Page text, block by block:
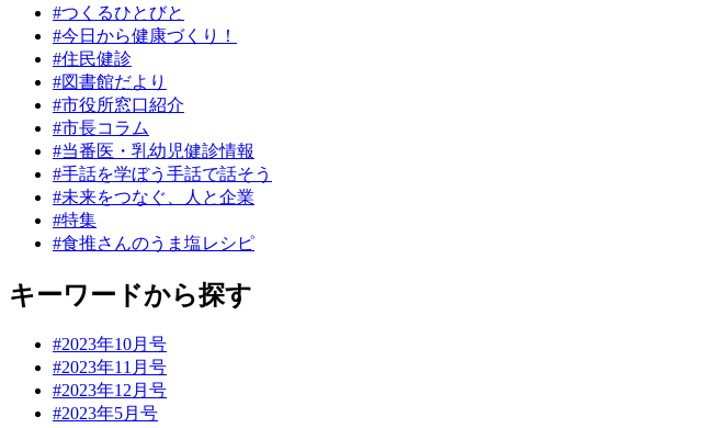
#つくるひとびと
#今日から健康づくり！
#住民健診
#図書館だより
#市役所窓口紹介
#市長コラム
#当番医・乳幼児健診情報
#手話を学ぼう手話で話そう
#未来をつなぐ、人と企業
#特集
#食推さんのうま塩レシピ
キーワードから探す
#2023年10月号
#2023年11月号
#2023年12月号
#2023年5月号